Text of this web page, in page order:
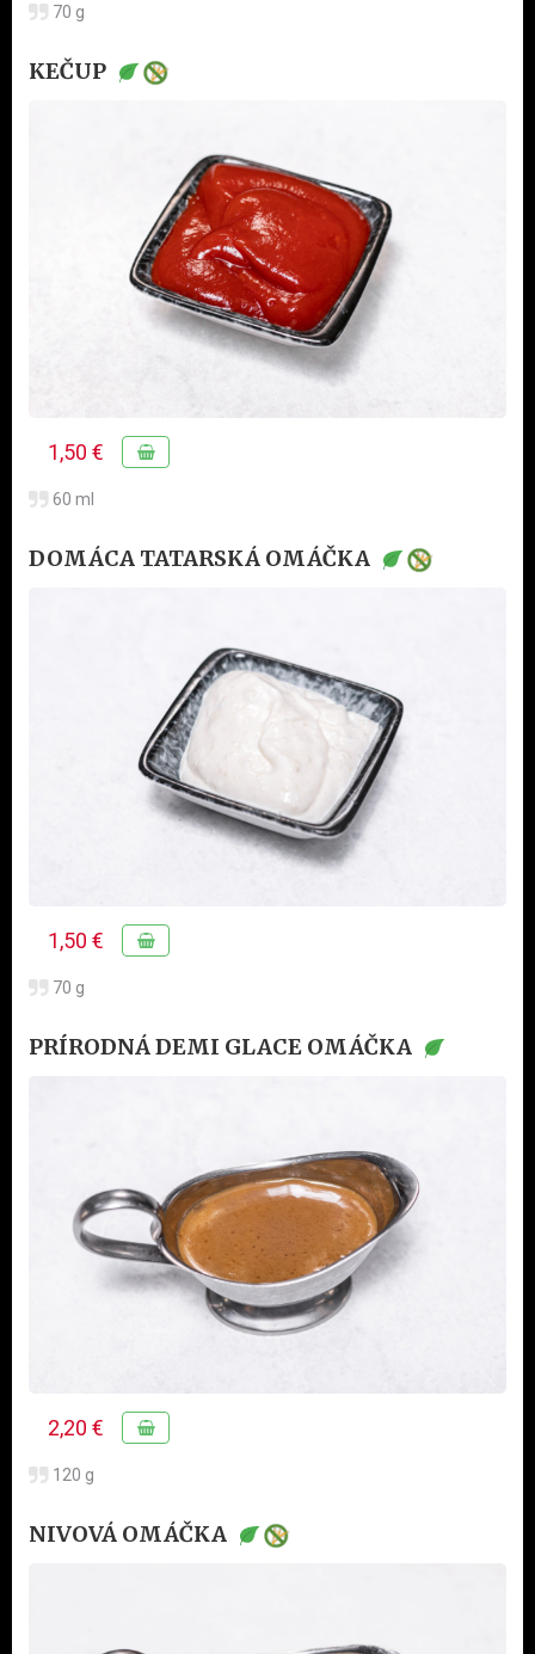
70 g
KEČUP
1,50 €
60 ml
DOMÁCA TATARSKÁ OMÁČKA
1,50 €
70 g
PRÍRODNÁ DEMI GLACE OMÁČKA
2,20 €
120 g
NIVOVÁ OMÁČKA